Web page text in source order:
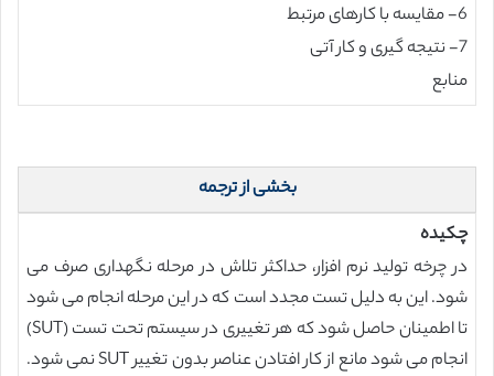
6- مقایسه با کارهای مرتبط
7- نتیجه گیری و کار آتی
منابع
بخشی از ترجمه
چکیده
در چرخه تولید نرم افزار، حداکثر تلاش در مرحله نگهداری صرف می
شود. این به دلیل تست مجدد است که در این مرحله انجام می شود
تا اطمینان حاصل شود که هر تغییری در سیستم تحت تست (SUT)
انجام می شود مانع از کار افتادن عناصر بدون تغییر SUT نمی شود.